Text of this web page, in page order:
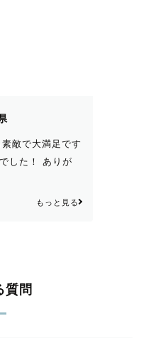
敵で大満足です
した！ ありが
もっと見る
質問